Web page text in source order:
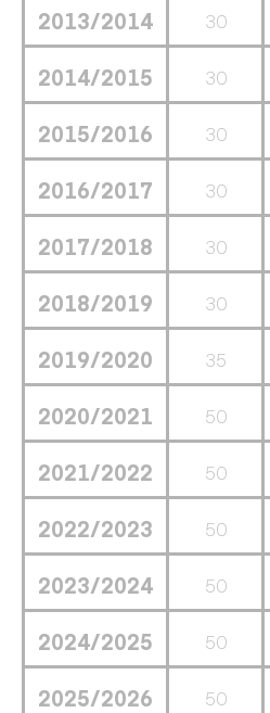
2013/2014 30
2014/2015 30
2015/2016 30
2016/2017 30
2017/2018 30
2018/2019 30
2019/2020 35
2020/2021 50
2021/2022 50
2022/2023 50
2023/2024 50
2024/2025 50
2025/2026 50